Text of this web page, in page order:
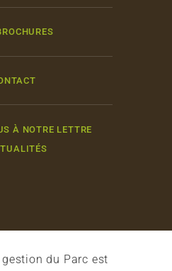
À NOTRE LETTRE
du Parc est